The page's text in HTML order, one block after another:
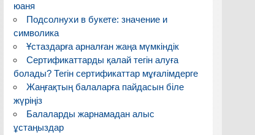
юаня
Подсолнухи в букете: значение и
символика
Ұстаздарға арналған жаңа мүмкіндік
Сертификаттарды қалай тегін алуға
болады? Тегін сертификаттар мұғалімдерге
Жаңғақтың балаларға пайдасын біле
жүріңіз
Балаларды жарнамадан алыс
ұстаңыздар